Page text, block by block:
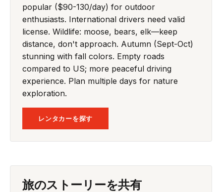
popular ($90-130/day) for outdoor
enthusiasts. International drivers need valid
license. Wildlife: moose, bears, elk—keep
distance, don't approach. Autumn (Sept-Oct)
stunning with fall colors. Empty roads
compared to US; more peaceful driving
experience. Plan multiple days for nature
exploration.
レンタカーを探す
旅のストーリーを共有